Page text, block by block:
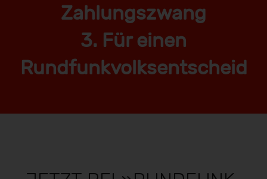
Zahlungszwang
3. Für einen
Rundfunkvolksentscheid